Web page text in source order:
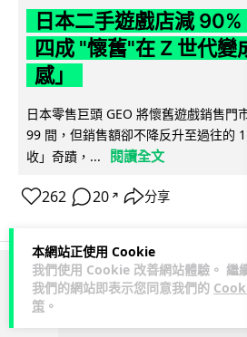
本網站正使用 Cookie
我們使用 Cookie 改善網站體驗。 繼
我們的網站即表示您同意我們的
策 。
日本二手遊戲店減
四成 "懷舊"在 Z 世代變
感」
日本零售巨頭 GEO 將懷舊遊戲銷售門
99 間，但銷售額卻不降反升至過往的
收」奇蹟，...
閱讀全文
262 20 ↗ 分享
ADVERTISEMENT